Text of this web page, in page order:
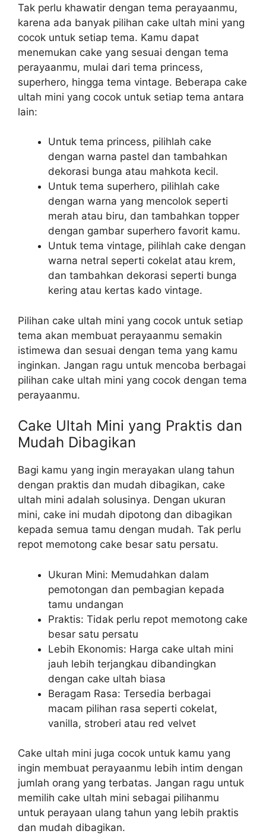
Tak perlu khawatir dengan tema perayaanmu,
karena ada banyak pilihan cake ultah mini yang
cocok untuk setiap tema. Kamu dapat
menemukan cake yang sesuai dengan tema
perayaanmu, mulai dari tema princess,
superhero, hingga tema vintage. Beberapa cake
ultah mini yang cocok untuk setiap tema antara
lain:
Untuk tema princess, pilihlah cake
dengan warna pastel dan tambahkan
dekorasi bunga atau mahkota kecil.
Untuk tema superhero, pilihlah cake
dengan warna yang mencolok seperti
merah atau biru, dan tambahkan topper
dengan gambar superhero favorit kamu.
Untuk tema vintage, pilihlah cake dengan
warna netral seperti cokelat atau krem,
dan tambahkan dekorasi seperti bunga
kering atau kertas kado vintage.
Pilihan cake ultah mini yang cocok untuk setiap
tema akan membuat perayaanmu semakin
istimewa dan sesuai dengan tema yang kamu
inginkan. Jangan ragu untuk mencoba berbagai
pilihan cake ultah mini yang cocok dengan tema
perayaanmu.
Cake Ultah Mini yang Praktis dan
Mudah Dibagikan
Bagi kamu yang ingin merayakan ulang tahun
dengan praktis dan mudah dibagikan, cake
ultah mini adalah solusinya. Dengan ukuran
mini, cake ini mudah dipotong dan dibagikan
kepada semua tamu dengan mudah. Tak perlu
repot memotong cake besar satu persatu.
Ukuran Mini: Memudahkan dalam
pemotongan dan pembagian kepada
tamu undangan
Praktis: Tidak perlu repot memotong cake
besar satu persatu
Lebih Ekonomis: Harga cake ultah mini
jauh lebih terjangkau dibandingkan
dengan cake ultah biasa
Beragam Rasa: Tersedia berbagai
macam pilihan rasa seperti cokelat,
vanilla, stroberi atau red velvet
Cake ultah mini juga cocok untuk kamu yang
ingin membuat perayaanmu lebih intim dengan
jumlah orang yang terbatas. Jangan ragu untuk
memilih cake ultah mini sebagai pilihanmu
untuk perayaan ulang tahun yang lebih praktis
dan mudah dibagikan.